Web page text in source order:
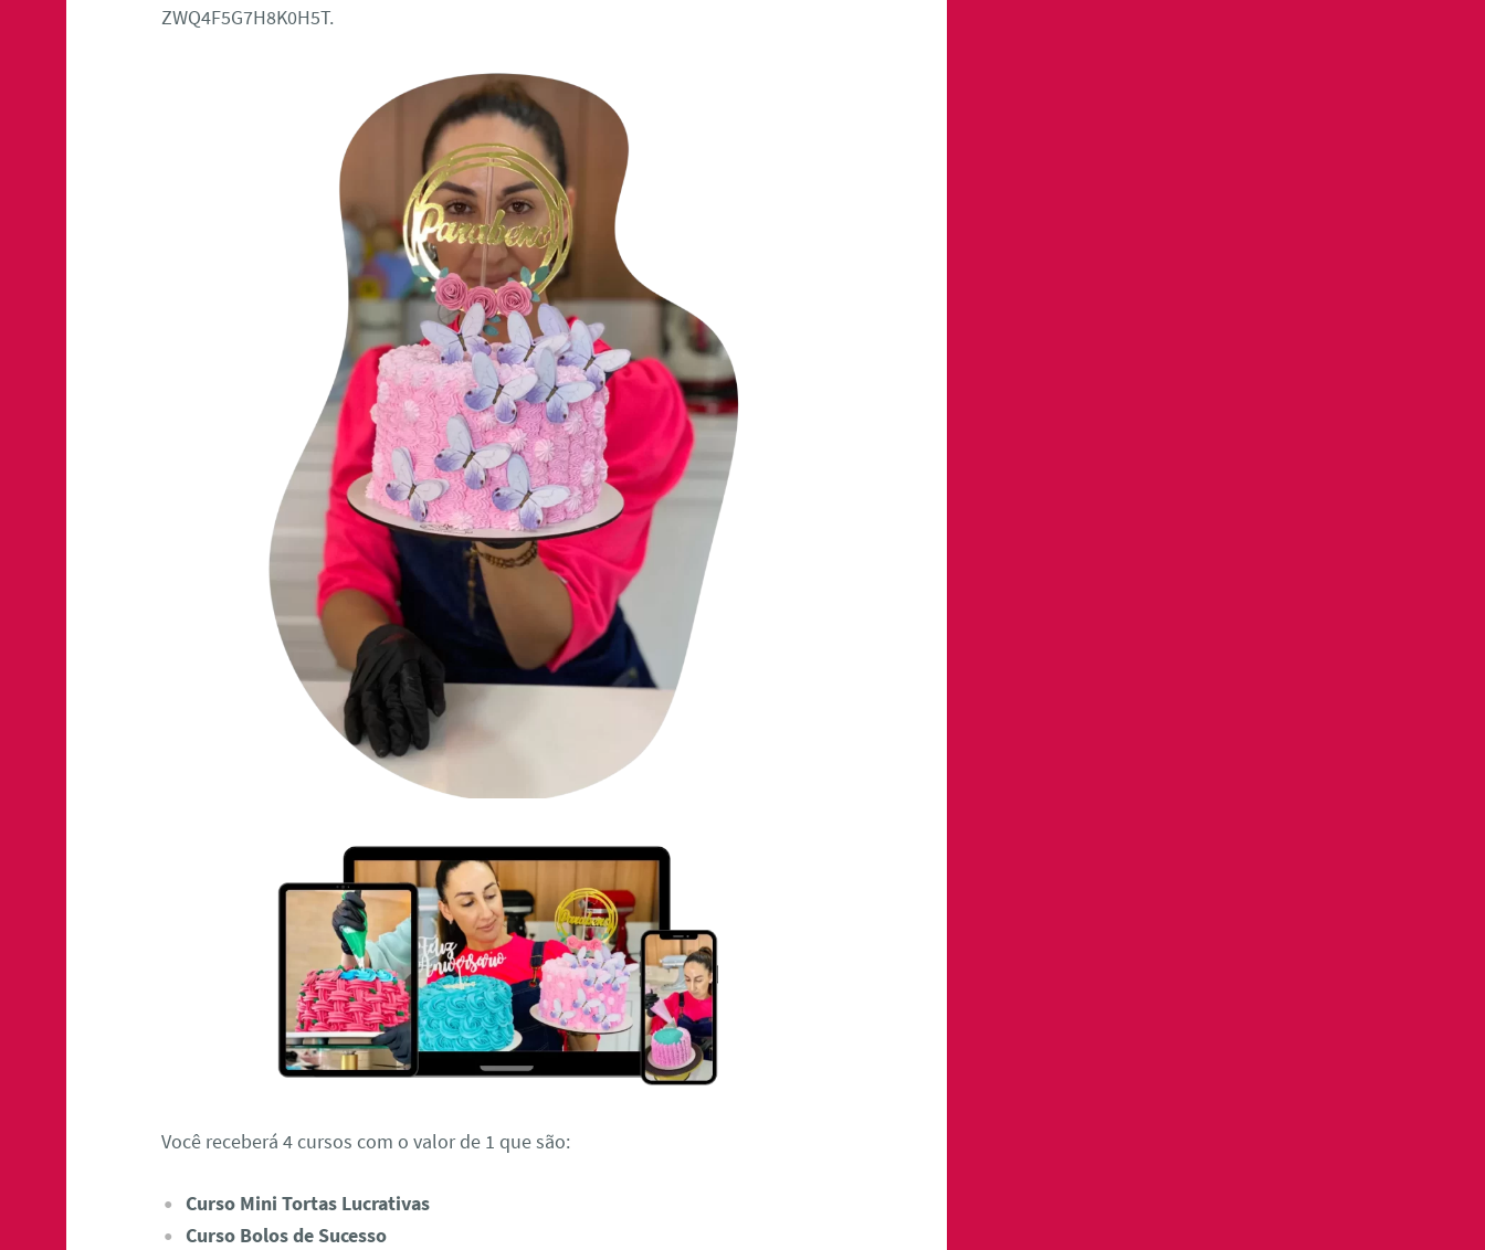
ZWQ4F5G7H8K0H5T.
Você receberá 4 cursos com o valor de 1 que são:
Curso Mini Tortas Lucrativas
Curso Bolos de Sucesso